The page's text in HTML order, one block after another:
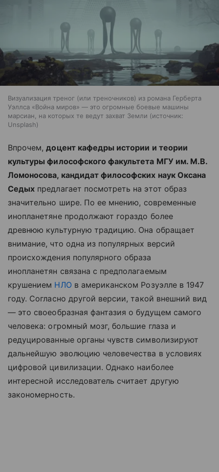
Визуализация треног (или треночников) из романа Герберта
Уэллса «Война миров» — это огромные боевые машины
марсиан, на которых те ведут захват Земли
источник:
Unsplash
Впрочем,доцент кафедры истории и теории
культуры философского факультета МГУ им. М.В.
Ломоносова, кандидат философских наук Оксана
Седых предлагает посмотреть на этот образ
значительно шире. По ее мнению, современные
инопланетяне продолжают гораздо более
древнюю культурную традицию. Она обращает
внимание, что одна из популярных версий
происхождения популярного образа
инопланетян связана с предполагаемым
крушением НЛО в американском Розуэлле в 1947
году. Согласно другой версии, такой внешний вид
— это своеобразная фантазия о будущем самого
человека: огромный мозг, большие глаза и
редуцированные органы чувств символизируют
дальнейшую эволюцию человечества в условиях
цифровой цивилизации. Однако наиболее
интересной исследователь считает другую
закономерность.